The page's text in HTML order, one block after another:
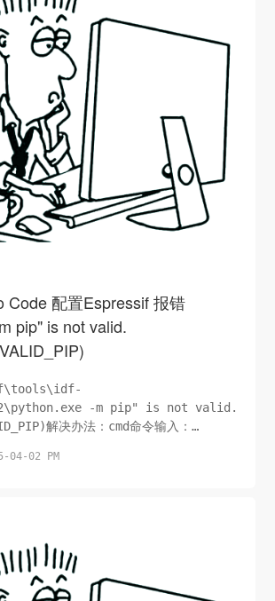
续发热损坏电路。4. 节能与静音相比...
Code 配置Espressif 报错
pip" is not valid.
-m pip" is not valid.
解决办法：cmd命令输入：
-m ensurepip --
04-02 PM